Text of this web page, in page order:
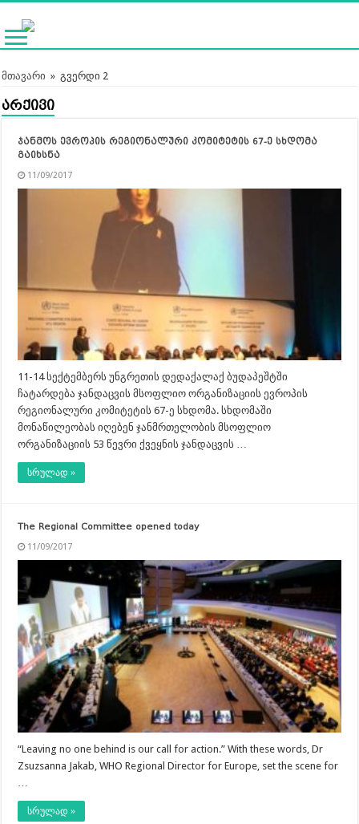
მთავარი » გვერდი 2
არქივი
ჯანმოს ევროპის რეგიონალური კომიტეტის 67-ე სხდომა
გაიხსნა
11/09/2017
11-14 სექტემბერს უნგრეთის დედაქალაქ ბუდაპეშტში
ჩატარდება ჯანდაცვის მსოფლიო ორგანიზაციის ევროპის
რეგიონალური კომიტეტის 67-ე სხდომა. სხდომაში
მონაწილეობას იღებენ ჯანმრთელობის მსოფლიო
ორგანიზაციის 53 წევრი ქვეყნის ჯანდაცვის …
სრულად »
The Regional Committee opened today
11/09/2017
“Leaving no one behind is our call for action.” With these words, Dr
Zsuzsanna Jakab, WHO Regional Director for Europe, set the scene for
…
სრულად »